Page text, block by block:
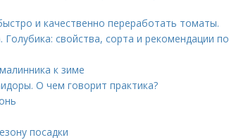
и качественно переработать томаты.
свойства, сорта и рекомендации по
к зиме
О чем говорит практика?
посадки